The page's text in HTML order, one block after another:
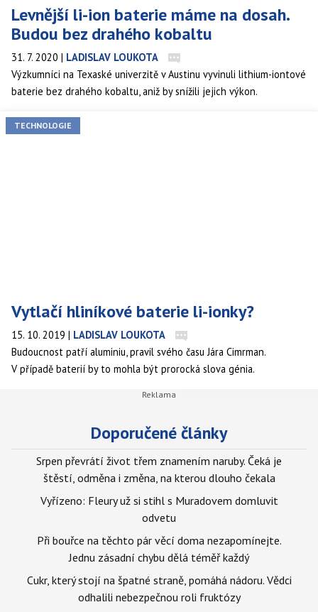
Levnější li-ion baterie máme na dosah.
Budou bez drahého kobaltu
31. 7. 2020 | LADISLAV LOUKOTA
Výzkumníci na Texaské univerzitě v Austinu vyvinuli lithium-iontové
baterie bez drahého kobaltu, aniž by snížili jejich výkon.
TECHNOLOGIE
Vytlačí hliníkové baterie li-ionky?
15. 10. 2019 | LADISLAV LOUKOTA
Budoucnost patří aluminiu, pravil svého času Jára Cimrman.
V případě baterií by to mohla být prorocká slova génia.
Doporučené články
Srpen převrátí život třem znamením naruby. Čeká je
štěstí, odměna i změna, na kterou dlouho čekala
Vyřízeno: Fleury už si stihl s Muradovem domluvit
odvetu
Při bouřce na těchto pár věcí doma nezapomínejte.
Jednu zásadní chybu dělá téměř každý
Cukr, který stojí na špatné straně, pomáhá nádoru. Vědci
odhalili nebezpečnou roli fruktózy